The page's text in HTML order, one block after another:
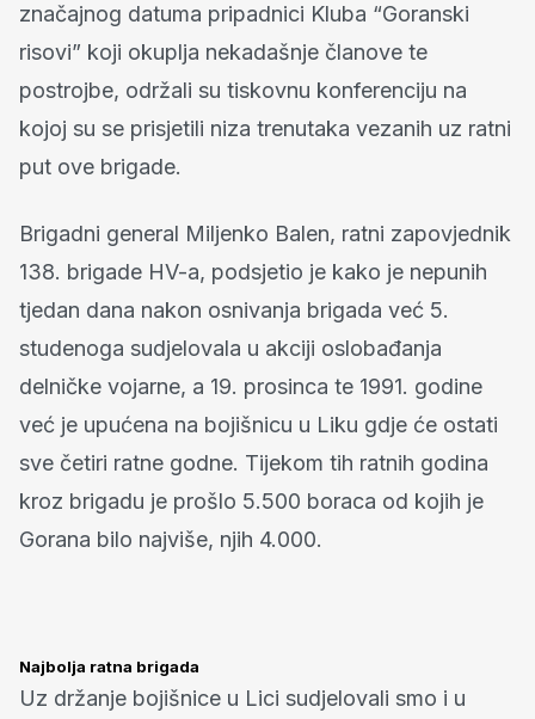
značajnog datuma pripadnici Kluba “Goranski
risovi” koji okuplja nekadašnje članove te
postrojbe, održali su tiskovnu konferenciju na
kojoj su se prisjetili niza trenutaka vezanih uz ratni
put ove brigade.
Brigadni general Miljenko Balen, ratni zapovjednik
138. brigade HV-a, podsjetio je kako je nepunih
tjedan dana nakon osnivanja brigada već 5.
studenoga sudjelovala u akciji oslobađanja
delničke vojarne, a 19. prosinca te 1991. godine
već je upućena na bojišnicu u Liku gdje će ostati
sve četiri ratne godne. Tijekom tih ratnih godina
kroz brigadu je prošlo 5.500 boraca od kojih je
Gorana bilo najviše, njih 4.000.
Najbolja ratna brigada
Uz držanje bojišnice u Lici sudjelovali smo i u